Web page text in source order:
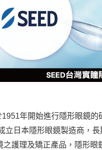
年開始進行隱形眼鏡的
立日本隱形眼鏡製造商，
之護理及矯正產品，隱形眼